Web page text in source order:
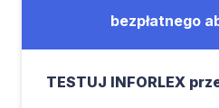
bezpłatnego
TESTUJ INFORLEX